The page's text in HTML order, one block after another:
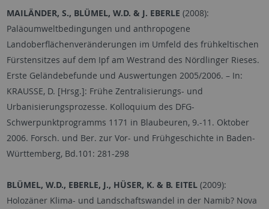
MAILÄNDER, S., BLÜMEL, W.D. & J. EBERLE (2008):
Paläoumweltbedingungen und anthropogene
Landoberflächenveränderungen im Umfeld des frühkeltischen
Fürstensitzes auf dem Ipf am Westrand des Nördlinger Rieses.
Erste Geländebefunde und Auswertungen 2005/2006. – In:
KRAUSSE, D. [Hrsg.]: Frühe Zentralisierungs- und
Urbanisierungsprozesse. Kolloquium des DFG-
Schwerpunktprogramms 1171 in Blaubeuren, 9.-11. Oktober
2006. Forsch. und Ber. zur Vor- und Frühgeschichte in Baden-
Württemberg, Bd.101: 281-298
BLÜMEL, W.D., EBERLE, J., HÜSER, K. & B. EITEL(2009):
Holozäner Klima- und Landschaftswandel in der Namib? Nova